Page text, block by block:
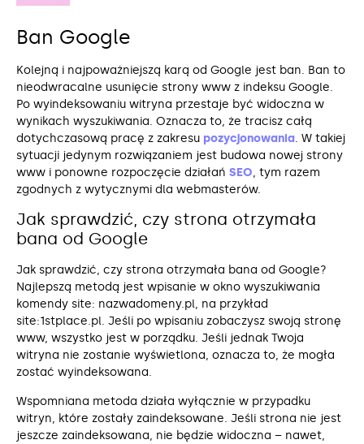
Ban Google
Kolejną i najpoważniejszą karą od Google jest ban. Ban to
nieodwracalne usunięcie strony www z indeksu Google.
Po wyindeksowaniu witryna przestaje być widoczna w
wynikach wyszukiwania. Oznacza to, że tracisz całą
dotychczasową pracę z zakresu pozycjonowania. W takiej
sytuacji jedynym rozwiązaniem jest budowa nowej strony
www i ponowne rozpoczęcie działań SEO, tym razem
zgodnych z wytycznymi dla webmasterów.
Jak sprawdzić, czy strona otrzymała
bana od Google
Jak sprawdzić, czy strona otrzymała bana od Google?
Najlepszą metodą jest wpisanie w okno wyszukiwania
komendy site: nazwadomeny.pl, na przykład
site:1stplace.pl. Jeśli po wpisaniu zobaczysz swoją stronę
www, wszystko jest w porządku. Jeśli jednak Twoja
witryna nie zostanie wyświetlona, oznacza to, że mogła
zostać wyindeksowana.
Wspomniana metoda działa wyłącznie w przypadku
witryn, które zostały zaindeksowane. Jeśli strona nie jest
jeszcze zaindeksowana, nie będzie widoczna – nawet,